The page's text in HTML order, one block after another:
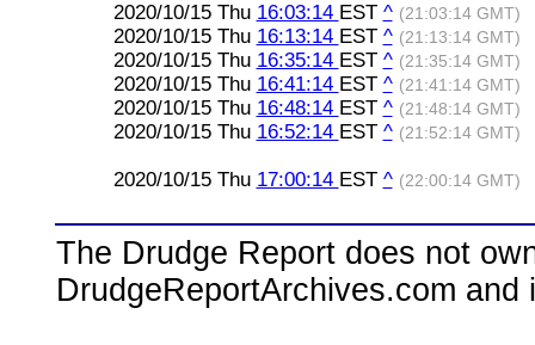
2020/10/15 Thu 16:03:14 EST ^ (21:03:14 GMT)
2020/10/15 Thu 16:13:14 EST ^ (21:13:14 GMT)
2020/10/15 Thu 16:35:14 EST ^ (21:35:14 GMT)
2020/10/15 Thu 16:41:14 EST ^ (21:41:14 GMT)
2020/10/15 Thu 16:48:14 EST ^ (21:48:14 GMT)
2020/10/15 Thu 16:52:14 EST ^ (21:52:14 GMT)
2020/10/15 Thu 17:00:14 EST ^ (22:00:14 GMT)
The Drudge Report does not
DrudgeReportArchives.com